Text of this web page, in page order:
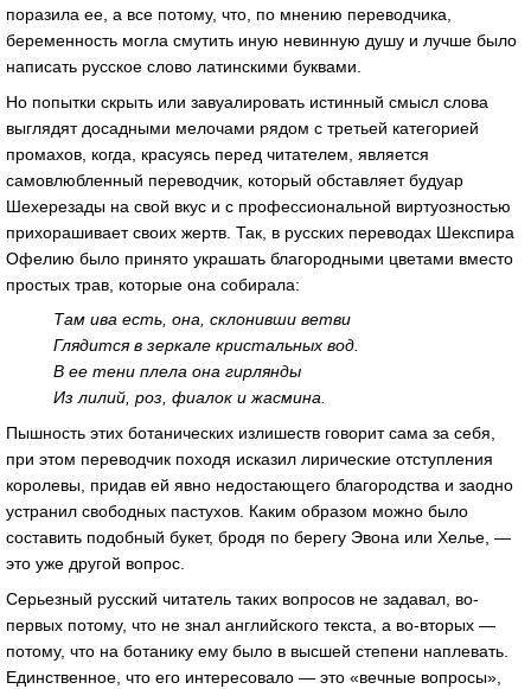
поразила ее, а все потому, что, по мнению переводчика,
беременность могла смутить иную невинную душу и лучше было
написать русское слово латинскими буквами.
Но попытки скрыть или завуалировать истинный смысл слова
выглядят досадными мелочами рядом с третьей категорией
промахов, когда, красуясь перед читателем, является
самовлюбленный переводчик, который обставляет будуар
Шехерезады на свой вкус и с профессиональной виртуозностью
прихорашивает своих жертв. Так, в русских переводах Шекспира
Офелию было принято украшать благородными цветами вместо
простых трав, которые она собирала:
Там ива есть, она, склонивши ветви
Глядится в зеркале кристальных вод.
В ее тени плела она гирлянды
Из лилий, роз, фиалок и жасмина.
Пышность этих ботанических излишеств говорит сама за себя,
при этом переводчик походя исказил лирические отступления
королевы, придав ей явно недостающего благородства и заодно
устранил свободных пастухов. Каким образом можно было
составить подобный букет, бродя по берегу Эвона или Хелье, —
это уже другой вопрос.
Серьезный русский читатель таких вопросов не задавал, во-
первых потому, что не знал английского текста, а во-вторых —
потому, что на ботанику ему было в высшей степени наплевать.
Единственное, что его интересовало — это «вечные вопросы»,